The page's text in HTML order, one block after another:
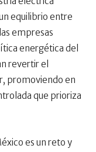
equilibrio entre
empresas
energética del
revertir el
promoviendo en
que prioriza
es un reto y